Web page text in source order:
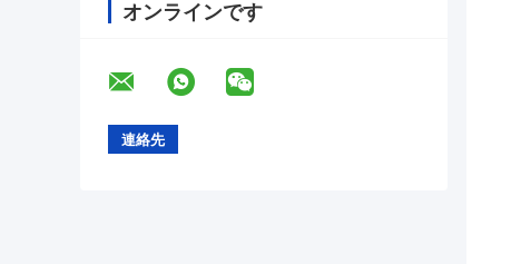
オンラインです